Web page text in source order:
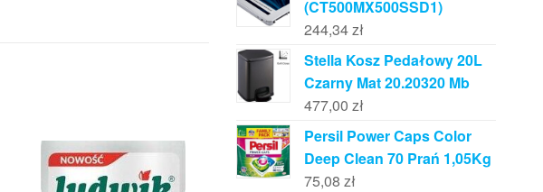
(CT500MX500SSD1)
244,34zł
Stella Kosz Pedałowy 20L
Czarny Mat 20.20320 Mb
477,00 zł
Persil Power Caps Color
Deep Clean 70 Prań 1,05Kg
75,08 zł